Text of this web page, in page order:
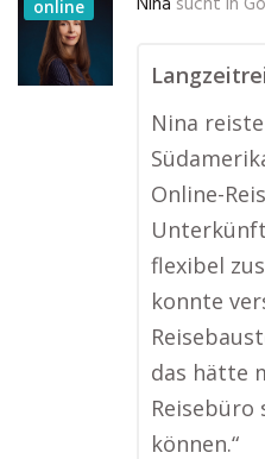
online
Nina
Online-
flexibel
konnte
das hätte
können.“